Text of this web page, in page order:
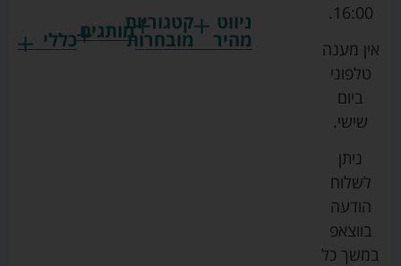
ניווט
מהיר
קטגוריות
מובחרותמותגים
גרקו
כללי
16:00.
אין מענה
טלפוני
ביום
שישי.
ניתן
לשלוח
הודעה
בווצאפ
במשך כל